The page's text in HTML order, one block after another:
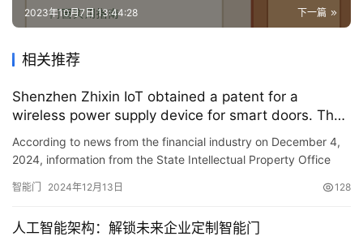
下一篇
2023年10月7日 13:44:28
相关推荐
Shenzhen Zhixin IoT obtained a patent for a
wireless power supply device for smart doors. The
external power supply can charge the battery.
According to news from the financial industry on December 4,
2024, information from the State Intellectual Property Office
智能门 2024年12月13日 128
人工智能架构：解锁未来企业定制智能门